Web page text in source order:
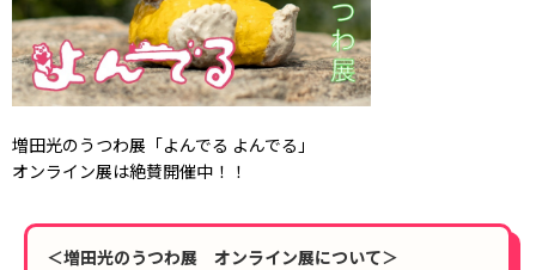
増田光のうつわ展「よんでる よんでる」
オンライン展は絶賛開催中！！
＜増田光のうつわ展 オンライン展について＞